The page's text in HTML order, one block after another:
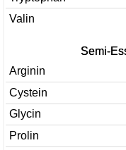
Valin
Semi-
Arginin
Cystein
Glycin
Prolin